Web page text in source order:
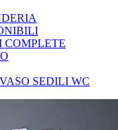
COMPLETE
SEDILI WC